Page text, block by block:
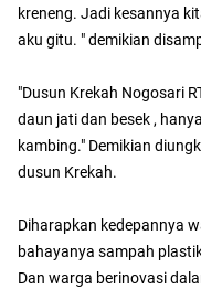
kreneng. Jadi kesannya
aku gitu. " demikian
"Dusun Krekah Nogosari
daun jati dan besek ,
kambing." Demikian
dusun Krekah.
Diharapkan kedepannya
bahayanya sampah
Dan warga berinovasi